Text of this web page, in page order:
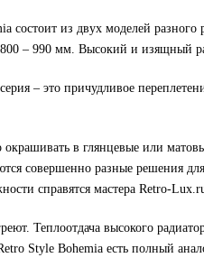
состоит из двух моделей
– 990 мм. Высокий и изящный
– это причудливое
в глянцевые или
совершенно разные решения
справятся мастера Retro-
Теплоотдача высокого
Style Bohemia есть полный